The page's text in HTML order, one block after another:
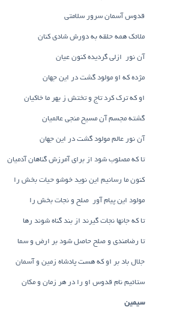
قدوس آسمان سرور سلامتی
ملائک همه حلقه به دورش شادی کنان
آن نور ازلی گردیده کنون عیان
مژده که او مولود گشت در این جهان
او که ترک کرد تاج و تختش ز بهر ما خاکیان
گشته مجسم آن مسیح منجی عالمیان
آن نور عالم مولود گشت در این جهان
تا که مصلوب شود از برای آمرزش گناهان آدمیان
کنون ما رسانیم این نوید خوشو حیات بخش را
مولود این پیام آور صلح و نجات بخش را
تا که جانها نجات گیرند از بند گناه شوند رها
تا رضامندی و صلح حاصل شود بر ارض و سما
جلال باد بر او که هست پادشاه زمین و آسمان
ستائیم نام قدوس او را در هر زمان و مکان
سیمین